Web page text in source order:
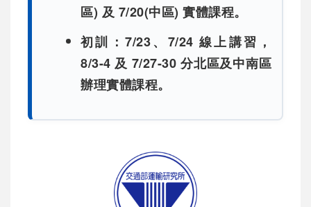
區) 及 7/20(中區) 實體課程。
初訓：7/23、7/24 線上講習，
8/3-4 及 7/27-30 分北區及中南區
辦理實體課程。